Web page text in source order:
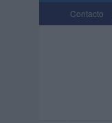
Contacto